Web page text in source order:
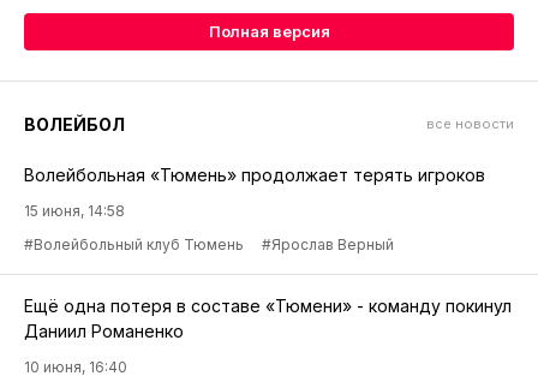
Полная версия
ВОЛЕЙБОЛ все новости
Волейбольная «Тюмень» продолжает терять игроков
15 июня, 14:58
#Волейбольный клуб Тюмень
#Ярослав Верный
Ещё одна потеря в составе «Тюмени» - команду покинул
Даниил Романенко
10 июня, 16:40